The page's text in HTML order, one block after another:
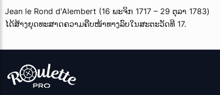
Jean le Rond d'Alembert (16 ພະຈິກ 1717 – 29 ຕຸລາ 1783)
ໄດ້ສ້າງຍຸດທະສາດຄວາມຄືບໜ້າທາງລົບໃນສະຕະວັດທີ 17.